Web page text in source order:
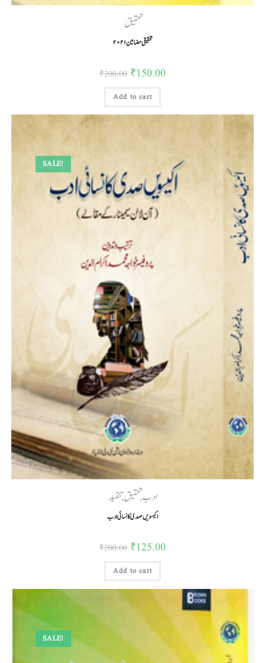
تحقیق
تحقیقی مضامین۲۰۲۱
₹200.00 ₹150.00
Add to cart
SALE!
ادب,تحقیق,تنقید
اکیسویں صدی کا نسائی ادب
₹200.00 ₹125.00
Add to cart
SALE!